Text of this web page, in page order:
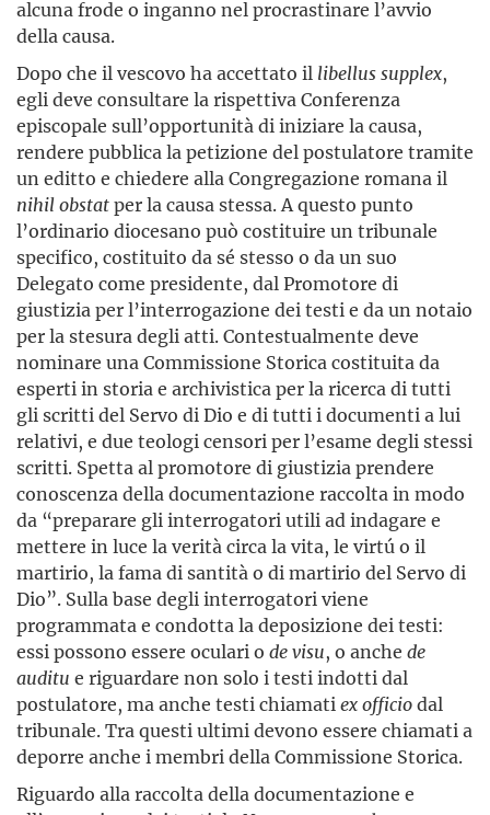
alcuna frode o inganno nel procrastinare l’avvio
della causa.
Dopo che il vescovo ha accettato il libellus supplex,
egli deve consultare la rispettiva Conferenza
episcopale sull’opportunità di iniziare la causa,
rendere pubblica la petizione del postulatore tramite
un editto e chiedere alla Congregazione romana il
nihil obstatper la causa stessa. A questo punto
l’ordinario diocesano può costituire un tribunale
specifico, costituito da sé stesso o da un suo
Delegato come presidente, dal Promotore di
giustizia per l’interrogazione dei testi e da un notaio
per la stesura degli atti. Contestualmente deve
nominare una Commissione Storica costituita da
esperti in storia e archivistica per la ricerca di tutti
gli scritti del Servo di Dio e di tutti i documenti a lui
relativi, e due teologi censori per l’esame degli stessi
scritti. Spetta al promotore di giustizia prendere
conoscenza della documentazione raccolta in modo
da “preparare gli interrogatori utili ad indagare e
mettere in luce la verità circa la vita, le virtú o il
martirio, la fama di santità o di martirio del Servo di
Dio”. Sulla base degli interrogatori viene
programmata e condotta la deposizione dei testi:
essi possono essere oculari o de visu, o anche de
auditu e riguardare non solo i testi indotti dal
postulatore, ma anche testi chiamati ex officiodal
tribunale. Tra questi ultimi devono essere chiamati a
deporre anche i membri della Commissione Storica.
Riguardo alla raccolta della documentazione e